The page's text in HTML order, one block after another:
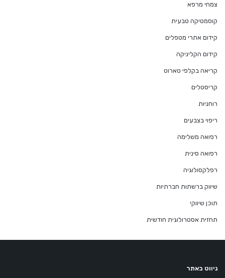
צמחי מרפא
קוסמטיקה טבעית
קידום אתרי מטפלים
קידום הקליניקה
קריאה בקלפי טארוט
קריסטלים
רוחניות
ריפוי בצבעים
רפואה משלימה
רפואה סינית
רפלקסולוגיה
שיווק ברשתות חברתיות
תוכן שיווקי
תחזית אסטרולוגית חודשית
ניווט באתר